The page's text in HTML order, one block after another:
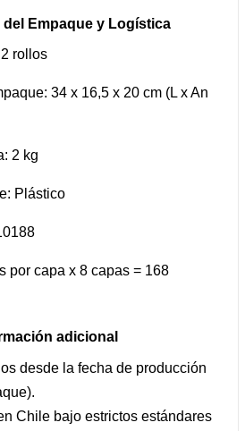
del Empaque y Logística
rollos
34 x 16,5 x 20 cm (L x An
2 kg
Plástico
por capa x 8 capas = 168
adicional
desde la fecha de producción
Chile bajo estrictos estándares